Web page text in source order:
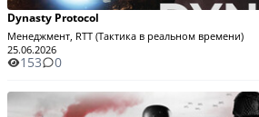
Dynasty Protocol
Менеджмент, RTT (Тактика в реальном времени)
25.06.2026
153 0